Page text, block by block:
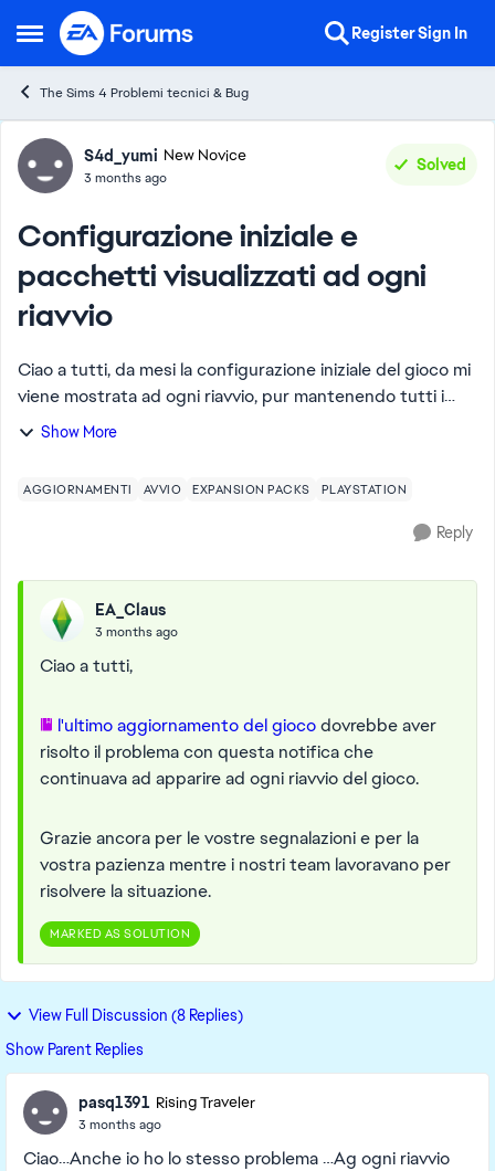
Open Side Menu
Skip to content RegisterSign In
The Sims 4 Problemi tecnici & Bug
Forum Discussion
S4d_yumi New Novice
3 months ago
Solved
Configurazione iniziale e
pacchetti visualizzati ad ogni
riavvio
Ciao a tutti, da mesi la configurazione iniziale del gioco mi
viene mostrata ad ogni riavvio, pur mantenendo tutti i
salvataggi. Purtroppo, con l'ultimo aggiornamento, la
Show More
AGGIORNAMENTI AVVIO EXPANSION PACKS PLAYSTATION
Reply
EA_Claus
3 months ago
Ciao a tutti,
l'ultimo aggiornamento del giocodovrebbe aver
risolto il problema con questa notifica che
continuava ad apparire ad ogni riavvio del gioco.
Grazie ancora per le vostre segnalazioni e per la
vostra pazienza mentre i nostri team lavoravano per
risolvere la situazione.
MARKED AS SOLUTION
View Full Discussion (8 Replies)
Show Parent Replies
pasq1391 Rising Traveler
3 months ago
Ciao…Anche io ho lo stesso problema …Ag ogni riavvio